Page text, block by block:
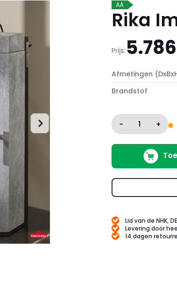
AA
Rika
Prijs:
Afmetingen
Brandstof
- 1 +
Lid van de NHK,
Levering door
14 dagen